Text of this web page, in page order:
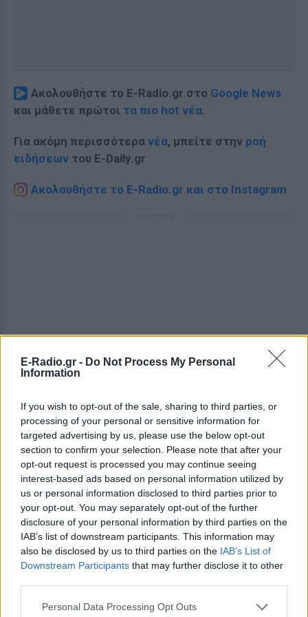
E-Radio.gr - Do Not Process My Personal
Information
If you wish to opt-out of the sale, sharing to third parties, or
processing of your personal or sensitive information for
targeted advertising by us, please use the below opt-out
section to confirm your selection. Please note that after your
opt-out request is processed you may continue seeing
interest-based ads based on personal information utilized by
us or personal information disclosed to third parties prior to
your opt-out. You may separately opt-out of the further
disclosure of your personal information by third parties on the
IAB’s list of downstream participants. This information may
also be disclosed by us to third parties on the IAB’s List of
Downstream Participants that may further disclose it to other
Personal Data Processing Opt Outs
Ακολουθήστε το E-Radio.gr στο Google News
και μάθετε πρώτοι τα πιο hot νέα.
Για ακόμη περισσότερα νέα, μπείτε στην ροή
ειδήσεων του E-Daily.gr
Ακολουθήστε το E-Radio.gr και στο Instagram
ΔΕΙΤΕ ΕΠΙΣΗΣ
ΣΤΗΝ ΙΔΙΑ ΚΑΤΗΓΟΡΙΑ